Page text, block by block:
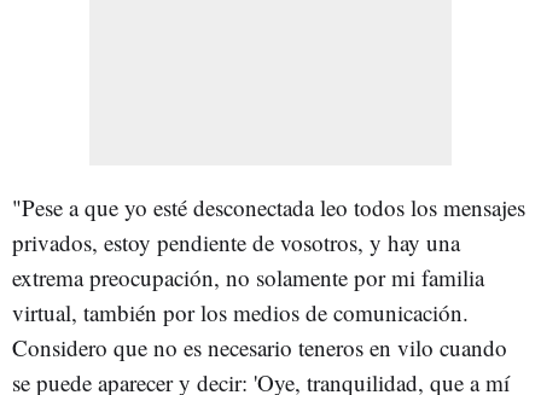
"Pese a que yo esté desconectada leo todos los mensajes
privados, estoy pendiente de vosotros, y hay una
extrema preocupación, no solamente por mi familia
virtual, también por los medios de comunicación.
Considero que no es necesario teneros en vilo cuando
se puede aparecer y decir: 'Oye, tranquilidad, que a mí